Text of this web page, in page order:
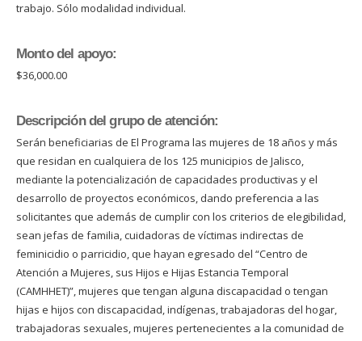
trabajo. Sólo modalidad individual.
Monto del apoyo:
$36,000.00
Descripción del grupo de atención:
Serán beneficiarias de El Programa las mujeres de 18 años y más
que residan en cualquiera de los 125 municipios de Jalisco,
mediante la potencialización de capacidades productivas y el
desarrollo de proyectos económicos, dando preferencia a las
solicitantes que además de cumplir con los criterios de elegibilidad,
sean jefas de familia, cuidadoras de víctimas indirectas de
feminicidio o parricidio, que hayan egresado del “Centro de
Atención a Mujeres, sus Hijos e Hijas Estancia Temporal
(CAMHHET)”, mujeres que tengan alguna discapacidad o tengan
hijas e hijos con discapacidad, indígenas, trabajadoras del hogar,
trabajadoras sexuales, mujeres pertenecientes a la comunidad de